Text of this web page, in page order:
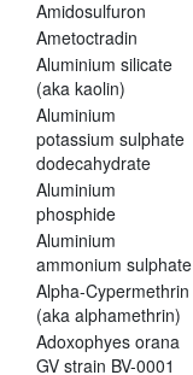
Amidosulfuron
Ametoctradin
Aluminium silicate
(aka kaolin)
Aluminium
potassium sulphate
dodecahydrate
Aluminium
phosphide
Aluminium
ammonium sulphate
Alpha-Cypermethrin
(aka alphamethrin)
Adoxophyes orana
GV strain BV-0001